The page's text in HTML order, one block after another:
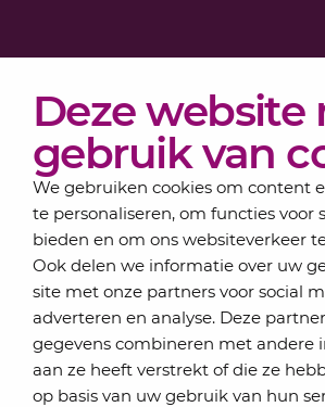
Deze website
gebruik van
We gebruiken cookies om content
te personaliseren, om functies voor
bieden en om ons websiteverkeer
Ook delen we informatie over uw
site met onze partners voor social
adverteren en analyse. Deze
gegevens combineren met andere
aan ze heeft verstrekt of die ze
op basis van uw gebruik van hun
Actueel
Over Lansigt
Contact
Schrijf je in voor onze
Elke maand bundelen de
de eSigt het nieuws.
Jouw emailadres